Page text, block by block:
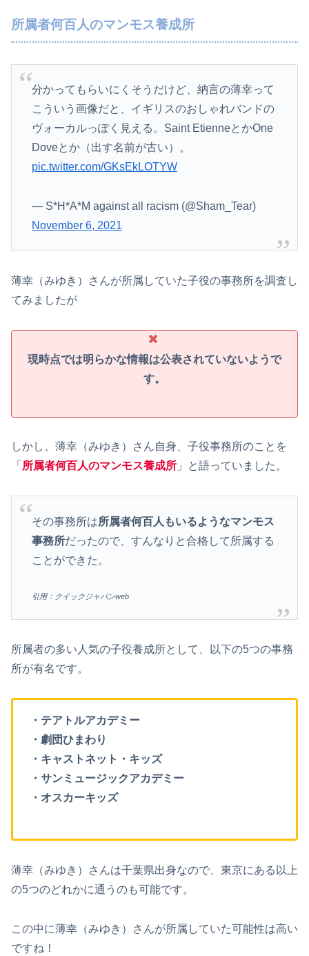
所属者何百人のマンモス養成所
分かってもらいにくそうだけど、納言の薄幸って
こういう画像だと、イギリスのおしゃれバンドの
ヴォーカルっぽく見える。Saint EtienneとかOne
Doveとか（出す名前が古い）。
pic.twitter.com/GKsEkLOTYW
— S*H*A*M against all racism (@Sham_Tear)
November 6, 2021
薄幸（みゆき）さんが所属していた子役の事務所を調査し
てみましたが
現時点では明らかな情報は公表されていないようで
す。
しかし、薄幸（みゆき）さん自身、子役事務所のことを
「 所属者何百人のマンモス養成所 」と語っていました。
その事務所は所属者何百人もいるようなマンモス
事務所だったので、すんなりと合格して所属する
ことができた。
引用：クイックジャパンweb
所属者の多い人気の子役養成所として、以下の5つの事務
所が有名です。
・テアトルアカデミー
・劇団ひまわり
・キャストネット・キッズ
・サンミュージックアカデミー
・オスカーキッズ
薄幸（みゆき）さんは千葉県出身なので、東京にある以上
の5つのどれかに通うのも可能です。
この中に薄幸（みゆき）さんが所属していた可能性は高い
ですね！